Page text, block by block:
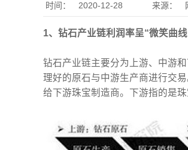
时间： 2020-12-28 来源：
1、钻石产业链利润率呈“微笑曲线
钻石产业链主要分为上游、中游
理好的原石与中游生产商进行交
给下游珠宝制造商。下游指的是